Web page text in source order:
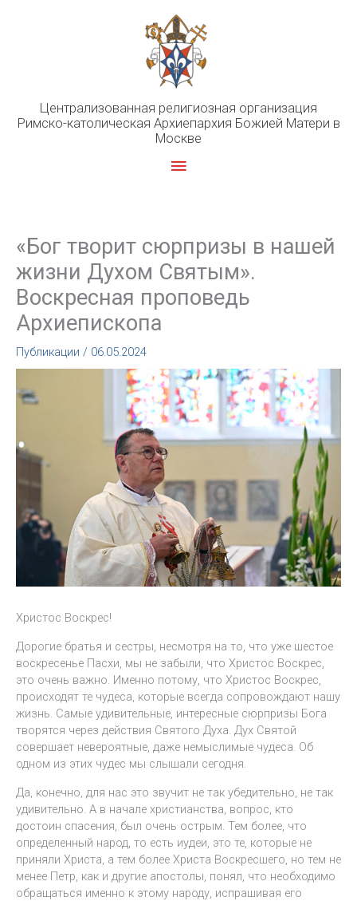
Централизованная религиозная организация
Римско-католическая Архиепархия Божией Матери в
Москве
Главное
«Бог творит сюрпризы в нашей
жизни Духом Святым».
Воскресная проповедь
Архиепископа
Публикации / 06.05.2024
Христос Воскрес!
Дорогие братья и сестры, несмотря на то, что уже шестое
воскресенье Пасхи, мы не забыли, что Христос Воскрес,
это очень важно. Именно потому, что Христос Воскрес,
происходят те чудеса, которые всегда сопровождают нашу
жизнь. Самые удивительные, интересные сюрпризы Бога
творятся через действия Святого Духа. Дух Святой
совершает невероятные, даже немыслимые чудеса. Об
одном из этих чудес мы слышали сегодня.
Да, конечно, для нас это звучит не так убедительно, не так
удивительно. А в начале христианства, вопрос, кто
достоин спасения, был очень острым. Тем более, что
определенный народ, то есть иудеи, это те, которые не
приняли Христа, а тем более Христа Воскресшего, но тем не
менее Петр, как и другие апостолы, понял, что необходимо
обращаться именно к этому народу, испрашивая его